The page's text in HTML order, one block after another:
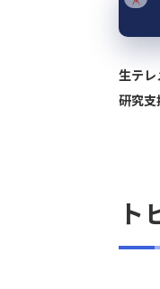
生テ
研究
ト